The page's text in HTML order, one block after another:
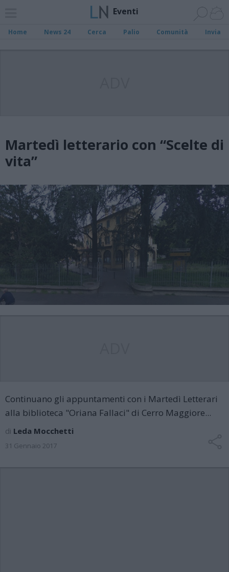
Eventi
Home News 24 Cerca Palio Comunità Invia
Martedì letterario con “Scelte di
vita”
Continuano gli appuntamenti con i Martedì Letterari
alla biblioteca "Oriana Fallaci" di Cerro Maggiore...
di Leda Mocchetti
31 Gennaio 2017